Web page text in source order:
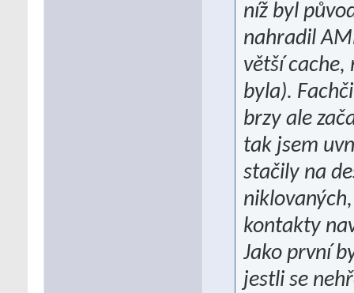
níž byl
nahradil
větší cache,
byla).
brzy ale
tak jsem
stačily na
kontakty
Jako první
jestli se